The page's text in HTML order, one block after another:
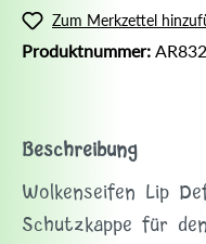
Zum Merkzettel
Produktnummer: AR832
Beschreibung
Wolkenseifen Lip
Schutzkappe für